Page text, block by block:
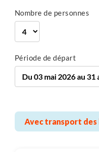
hivernales, votre
fonction.
Nombre de personnes
Période de départ
Avec transport des